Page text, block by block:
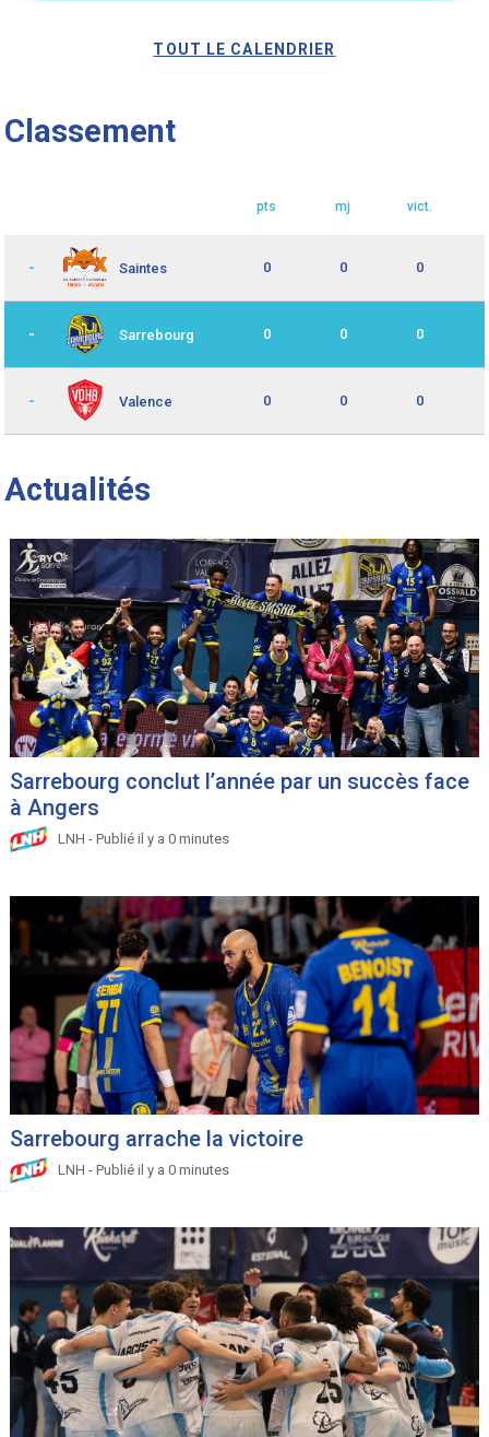
TOUT LE CALENDRIER
Classement
pts mj vict.
- Saintes 0 0 0
- Sarrebourg 0 0 0
- Valence 0 0 0
Actualités
Sarrebourg conclut l’année par un succès face
à Angers
LNH - Publié il y a 0 minutes
Sarrebourg arrache la victoire
LNH - Publié il y a 0 minutes